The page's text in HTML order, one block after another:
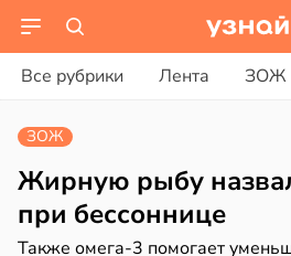
Все рубрики Лента ЗОЖ
ЗОЖ
Жирную рыбу
при бессоннице
Также омега-3 помогает